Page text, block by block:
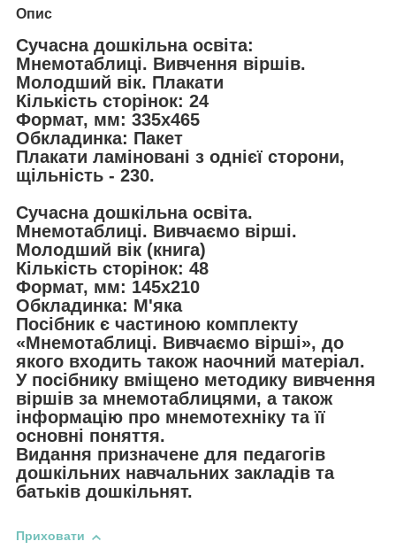
Опис
Сучасна дошкільна освіта:
Мнемотаблиці. Вивчення віршів.
Молодший вік. Плакати
Кількість сторінок: 24
Формат, мм: 335х465
Обкладинка: Пакет
Плакати ламіновані з однієї сторони,
щільність - 230.
Сучасна дошкільна освіта.
Мнемотаблиці. Вивчаємо вірші.
Молодший вік (книга)
Кількість сторінок: 48
Формат, мм: 145х210
Обкладинка: М'яка
Посібник є частиною комплекту
«Мнемотаблиці. Вивчаємо вірші», до
якого входить також наочний матеріал.
У посібнику вміщено методику вивчення
віршів за мнемотаблицями, а також
інформацію про мнемотехніку та її
основні поняття.
Видання призначене для педагогів
дошкільних навчальних закладів та
батьків дошкільнят.
Приховати